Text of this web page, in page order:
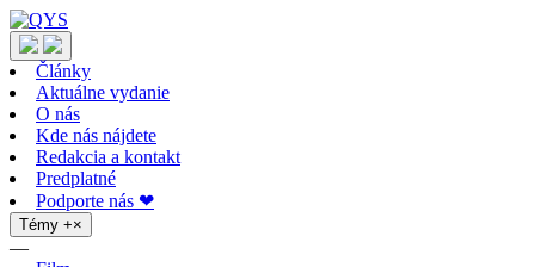
Články
Aktuálne vydanie
O nás
Kde nás nájdete
Redakcia a kontakt
Predplatné
Podporte nás ❤
Témy +×
—